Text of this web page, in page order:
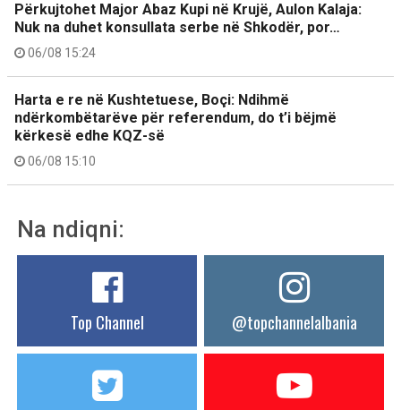
Përkujtohet Major Abaz Kupi në Krujë, Aulon Kalaja:
Nuk na duhet konsullata serbe në Shkodër, por…
06/08 15:24
Harta e re në Kushtetuese, Boçi: Ndihmë
ndërkombëtarëve për referendum, do t’i bëjmë
kërkesë edhe KQZ-së
06/08 15:10
Na ndiqni:
Top Channel @topchannelalbania